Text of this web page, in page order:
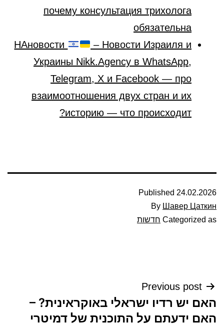
почему консультация трихолога
обязательна
НАновости
– Новости Израиля и
Украины Nikk.Agency в WhatsApp,
Telegram, X и Facebook — про
взаимоотношения двух стран и их
историю — что происходит?
Published 24.02.2026
By Шавер Цаткин
Categorized as חדשות
ניווט
Previous post
האם יש רדיו ישראלי באוקראינית? –
האם ידעתם על התוכנית של דמיטרי